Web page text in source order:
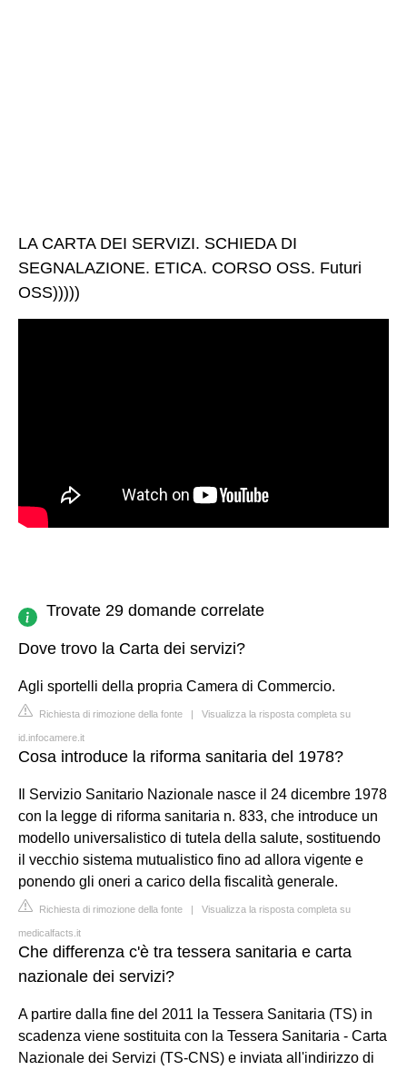
LA CARTA DEI SERVIZI. SCHIEDA DI
SEGNALAZIONE. ETICA. CORSO OSS. Futuri
OSS)))))
Trovate 29 domande correlate
Dove trovo la Carta dei servizi?
Agli sportelli della propria Camera di Commercio.
Richiesta di rimozione della fonte | Visualizza la risposta completa su
id.infocamere.it
Cosa introduce la riforma sanitaria del 1978?
Il Servizio Sanitario Nazionale nasce il 24 dicembre 1978
con la legge di riforma sanitaria n. 833, che introduce un
modello universalistico di tutela della salute, sostituendo
il vecchio sistema mutualistico fino ad allora vigente e
ponendo gli oneri a carico della fiscalità generale.
Richiesta di rimozione della fonte | Visualizza la risposta completa su
medicalfacts.it
Che differenza c'è tra tessera sanitaria e carta
nazionale dei servizi?
A partire dalla fine del 2011 la Tessera Sanitaria (TS) in
scadenza viene sostituita con la Tessera Sanitaria - Carta
Nazionale dei Servizi (TS-CNS) e inviata all'indirizzo di